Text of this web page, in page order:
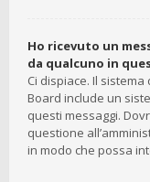
Ho ricevuto un
da qualcuno in
Ci dispiace. Il
Board include un
questi messaggi.
questione
in modo che possa